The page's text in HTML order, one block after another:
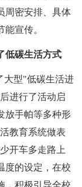
周密安排、具体
宣传。
低碳生活方式
大型"低碳生活进
进行了活动启
放手帕等多种形
教育系统做表
开车多走路上
度的设定，在校
，积极引导全校